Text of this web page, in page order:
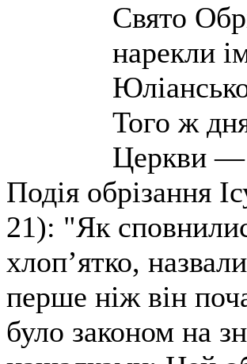
Свято
нарекли
Того ж
Церкви —
Подія обрізання
21): "Як
хлоп’ятко,
перше ніж він
було законом на